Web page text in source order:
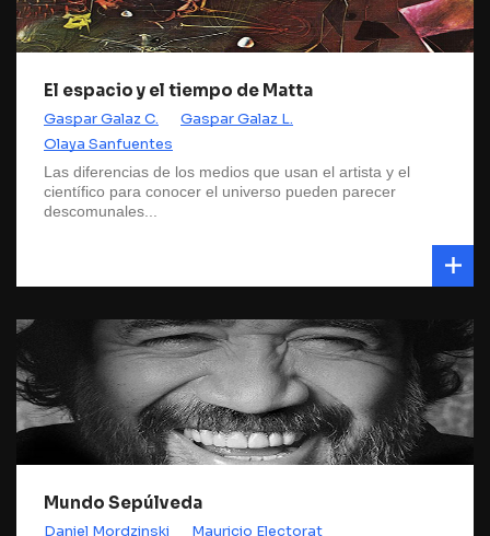
El espacio y el tiempo de Matta
Gaspar Galaz C.
Gaspar Galaz L.
Olaya Sanfuentes
Las diferencias de los medios que usan el artista y el
científico para conocer el universo pueden parecer
descomunales...
Mundo Sepúlveda
Daniel Mordzinski
Mauricio Electorat